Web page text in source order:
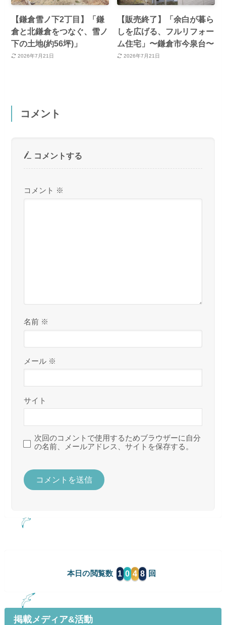
【鎌倉雪ノ下2丁目】「鎌
倉と北鎌倉をつなぐ、雪ノ
下の土地(約56坪)」
2026年7月21日
【販売終了】「余白が暮ら
しを広げる、フルリフォー
ム住宅」〜鎌倉市今泉台〜
2026年7月21日
コメント
コメントする
コメント ※
名前 ※
メール ※
サイト
次回のコメントで使用するためブラウザーに自分
の名前、メールアドレス、サイトを保存する。
本日の閲覧数 1 0 4 8
掲載メディア&活動